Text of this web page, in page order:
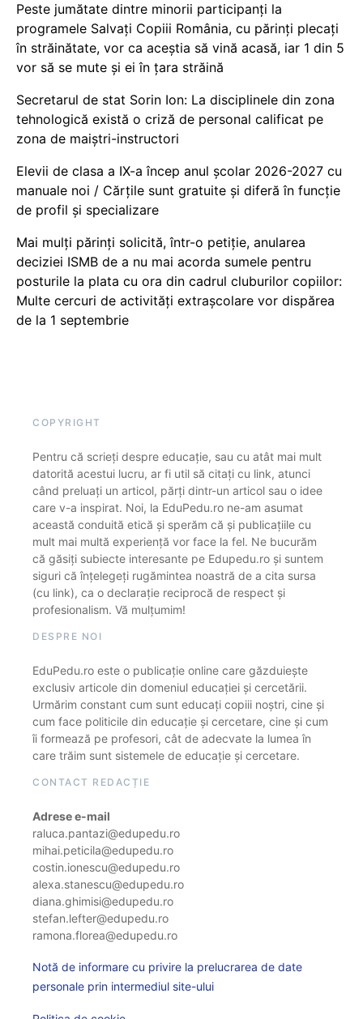
Peste jumătate dintre minorii participanți la
programele Salvați Copiii România, cu părinți plecați
în străinătate, vor ca aceștia să vină acasă, iar 1 din 5
vor să se mute și ei în țara străină
Secretarul de stat Sorin Ion: La disciplinele din zona
tehnologică există o criză de personal calificat pe
zona de maiștri-instructori
Elevii de clasa a IX-a încep anul școlar 2026-2027 cu
manuale noi / Cărțile sunt gratuite și diferă în funcție
de profil și specializare
Mai mulți părinți solicită, într-o petiție, anularea
deciziei ISMB de a nu mai acorda sumele pentru
posturile la plata cu ora din cadrul cluburilor copiilor:
Multe cercuri de activități extrașcolare vor dispărea
de la 1 septembrie
COPYRIGHT
Pentru că scrieți despre educație, sau cu atât mai mult
datorită acestui lucru, ar fi util să citați cu link, atunci
când preluați un articol, părți dintr-un articol sau o idee
care v-a inspirat. Noi, la EduPedu.ro ne-am asumat
această conduită etică și sperăm că și publicațiile cu
mult mai multă experiență vor face la fel. Ne bucurăm
că găsiți subiecte interesante pe Edupedu.ro și suntem
siguri că înțelegeți rugămintea noastră de a cita sursa
(cu link), ca o declarație reciprocă de respect și
profesionalism. Vă mulțumim!
DESPRE NOI
EduPedu.ro este o publicație online care găzduiește
exclusiv articole din domeniul educației și cercetării.
Urmărim constant cum sunt educați copiii noștri, cine și
cum face politicile din educație și cercetare, cine și cum
îi formează pe profesori, cât de adecvate la lumea în
care trăim sunt sistemele de educație și cercetare.
CONTACT REDACȚIE
Adrese e-mail
raluca.pantazi@edupedu.ro
mihai.peticila@edupedu.ro
costin.ionescu@edupedu.ro
alexa.stanescu@edupedu.ro
diana.ghimisi@edupedu.ro
stefan.lefter@edupedu.ro
ramona.florea@edupedu.ro
Notă de informare cu privire la prelucrarea de date
personale prin intermediul site-ului